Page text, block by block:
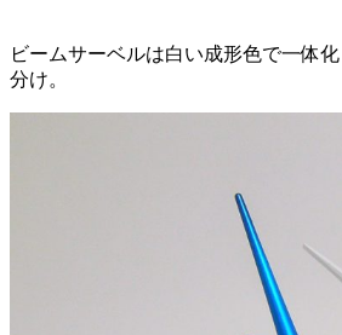
ビームサーベルは白い成形色で一体
分け。